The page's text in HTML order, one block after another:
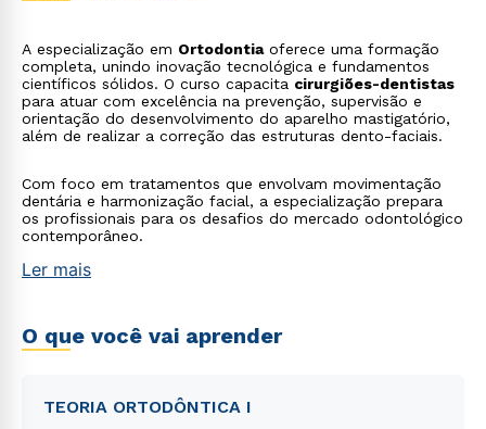
A especialização em Ortodontiaoferece uma formação
completa, unindo inovação tecnológica e fundamentos
científicos sólidos. O curso capacita cirurgiões-dentistas
para atuar com excelência na prevenção, supervisão e
orientação do desenvolvimento do aparelho mastigatório,
além de realizar a correção das estruturas dento-faciais.
Com foco em tratamentos que envolvam movimentação
dentária e harmonização facial, a especialização prepara
os profissionais para os desafios do mercado odontológico
contemporâneo.
Ler mais
O que você vai aprender
TEORIA ORTODÔNTICA I